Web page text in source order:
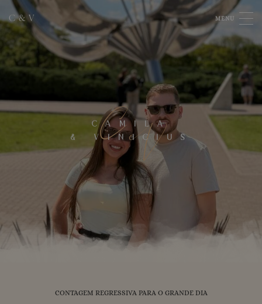
C & V MENU
C V
CAMILA
& VINICIUS
CONTAGEM REGRESSIVA PARA O GRANDE DIA